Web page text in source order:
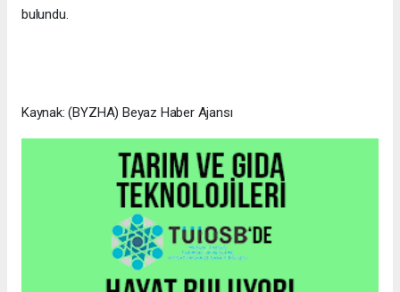
bulundu.
Kaynak: (BYZHA) Beyaz Haber Ajansı